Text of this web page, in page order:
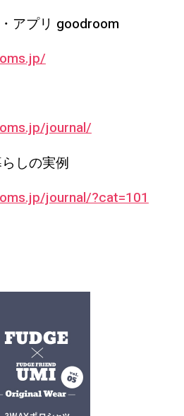
アプリ goodroom
journal/
しの実例
journal/?cat=101